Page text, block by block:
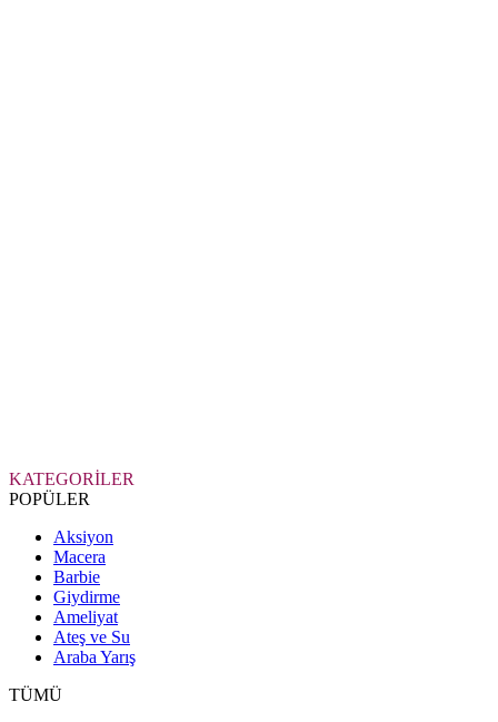
KATEGORİLER
POPÜLER
Aksiyon
Macera
Barbie
Giydirme
Ameliyat
Ateş ve Su
Araba Yarış
TÜMÜ